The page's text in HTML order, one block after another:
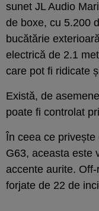
sunet JL Audio
de boxe, cu 5.200
bucătărie
electrică de 2.1
care pot fi ridicate
Există, de
poate fi controlat
În ceea ce
G63, aceasta este
accente aurite.
forjate de 22 de